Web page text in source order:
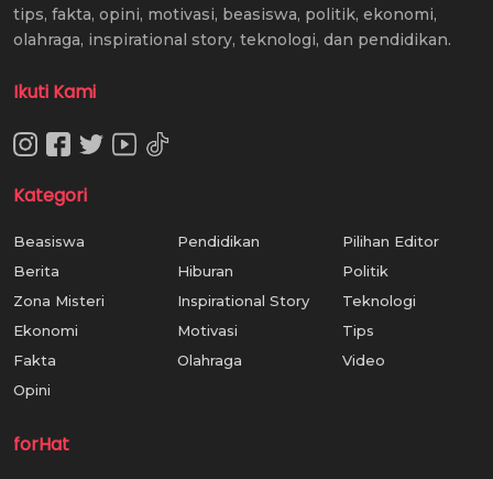
tips, fakta, opini, motivasi, beasiswa, politik, ekonomi,
olahraga, inspirational story, teknologi, dan pendidikan.
Ikuti Kami
Kategori
Beasiswa
Berita
Zona Misteri
Ekonomi
Fakta
Opini
Pendidikan
Hiburan
Inspirational Story
Motivasi
Olahraga
Pilihan Editor
Politik
Teknologi
Tips
Video
forHat